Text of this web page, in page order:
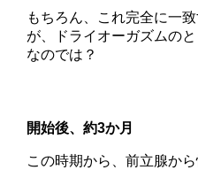
もちろん、これ完全に一
が、ドライオーガズムの
なのでは？
開始後、約3か月
この時期から、前立腺か